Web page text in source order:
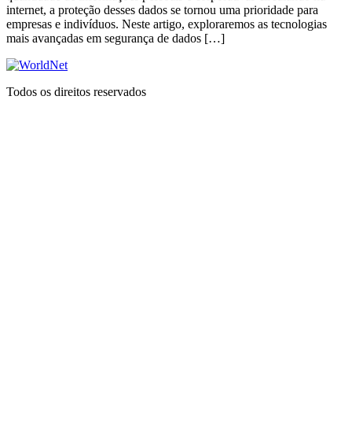
internet, a proteção desses dados se tornou uma prioridade para
empresas e indivíduos. Neste artigo, exploraremos as tecnologias
mais avançadas em segurança de dados […]
Todos os direitos reservados